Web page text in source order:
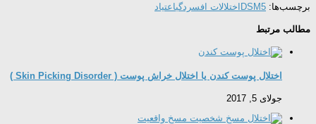
برچسب‌ها: DSM5 اختلالات افسردگیاعتیاد
مطالب مرتبط
اختلال پوست کندن یا اختلال خراش پوست ( Skin Picking Disorder )
جولای 5, 2017